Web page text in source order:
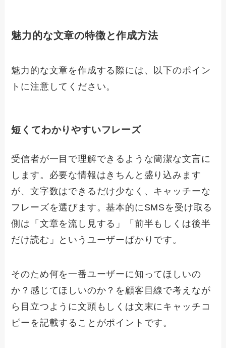
魅力的な文章の特徴と作成方法
魅力的な文章を作成する際には、以下のポイン
トに注意してください。
短くてわかりやすいフレーズ
受信者が一目で理解できるような簡潔な文言に
します。必要な情報はきちんと盛り込みます
が、文字数はできるだけ少なく、キャッチーな
フレーズを選びます。基本的にSMSを受け取る
側は「文章を流し見する」「前半もしくは後半
だけ読む」というユーザーばかりです。
そのため何を一番ユーザーに知ってほしいの
か？感じてほしいのか？を顧客目線で考えなが
ら目立つように文頭もしくは文末にキャッチコ
ピーを記載することがポイントです。